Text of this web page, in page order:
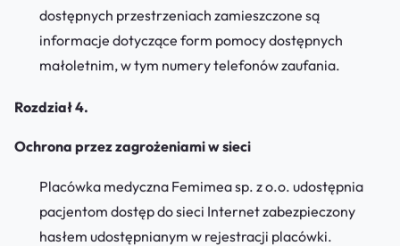
dostępnych przestrzeniach zamieszczone są
informacje dotyczące form pomocy dostępnych
małoletnim, w tym numery telefonów zaufania.
Rozdział 4.
Ochrona przez zagrożeniami w sieci
Placówka medyczna Femimea sp. z o.o. udostępnia
pacjentom dostęp do sieci Internet zabezpieczony
hasłem udostępnianym w rejestracji placówki.